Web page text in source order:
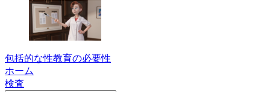
包括的な性教育の必要性
ホーム
検査